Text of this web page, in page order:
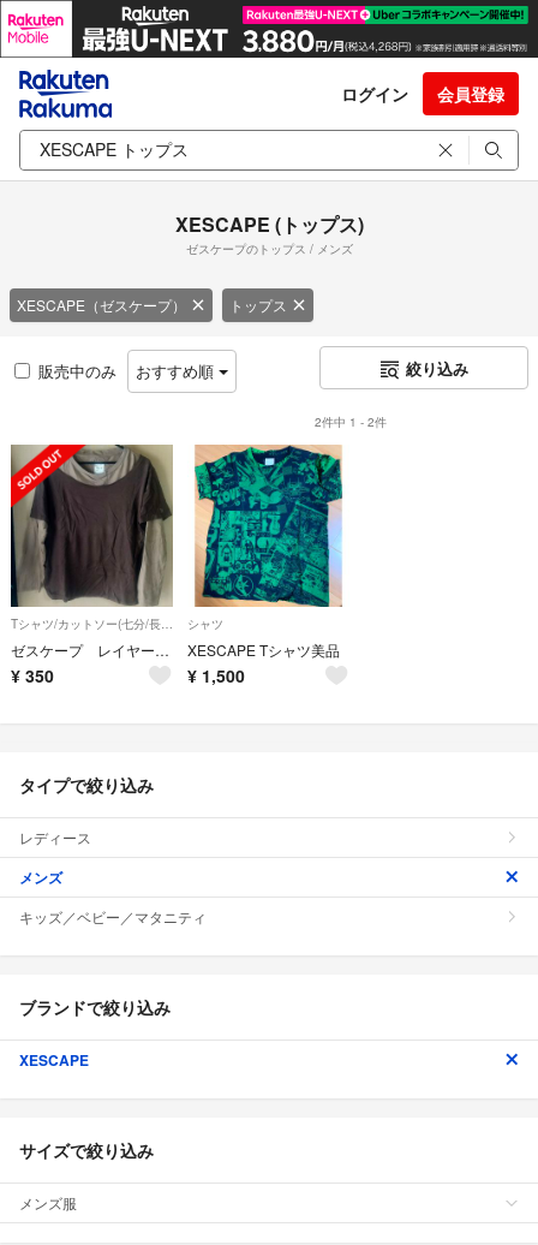
ログイン 会員登録
XESCAPE (トップス)
ゼスケープのトップス / メンズ
XESCAPE（ゼスケープ） トップス
販売中のみ おすすめ順 絞り込み
2件中 1 - 2件
Tシャツ/カットソー(七分/長袖)
ゼスケープ レイヤード ロンＴ サイズＭ
¥ 350
シャツ
XESCAPE Tシャツ美品
¥ 1,500
タイプで絞り込み
レディース
メンズ
キッズ／ベビー／マタニティ
ブランドで絞り込み
XESCAPE
サイズで絞り込み
メンズ服